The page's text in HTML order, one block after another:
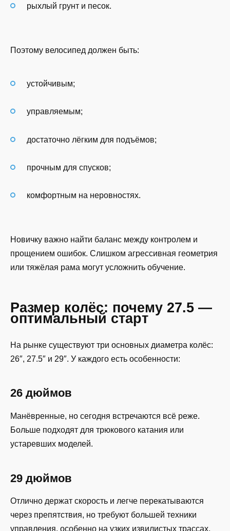
рыхлый грунт и песок.
Поэтому велосипед должен быть:
устойчивым;
управляемым;
достаточно лёгким для подъёмов;
прочным для спусков;
комфортным на неровностях.
Новичку важно найти баланс между контролем и
прощением ошибок. Слишком агрессивная геометрия
или тяжёлая рама могут усложнить обучение.
Размер колёс: почему 27.5 —
оптимальный старт
На рынке существуют три основных диаметра колёс:
26″, 27.5″ и 29″. У каждого есть особенности:
26 дюймов
Манёвренные, но сегодня встречаются всё реже.
Больше подходят для трюкового катания или
устаревших моделей.
29 дюймов
Отлично держат скорость и легче перекатываются
через препятствия, но требуют большей техники
управления, особенно на узких извилистых трассах.